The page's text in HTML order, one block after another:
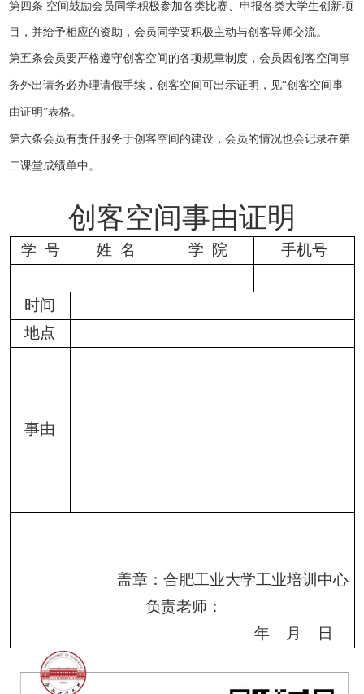
第四条 空间鼓励会员同学积极参加各类比赛、申报各类大学生创新项
目，并给予相应的资助，会员同学要积极主动与创客导师交流。
第五条会员要严格遵守创客空间的各项规章制度，会员因创客空间事
务外出请务必办理请假手续，创客空间可出示证明，见“创客空间事
由证明”表格。
第六条会员有责任服务于创客空间的建设，会员的情况也会记录在第
二课堂成绩单中。
创客空间事由证明
学 号 姓 名 学 院 手机号
时间
地点
事由
盖章： 合肥工业大学工业培训中心
负责老师：
年
月 日